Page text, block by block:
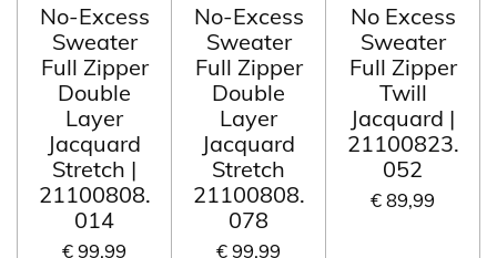
No-Excess
Sweater
Full Zipper
Double
Layer
Jacquard
Stretch |
21100808.
014
€ 99,99
No-Excess
Sweater
Full Zipper
Double
Layer
Jacquard
Stretch
21100808.
078
€ 99,99
No Excess
Sweater
Full Zipper
Twill
Jacquard |
21100823.
052
€ 89,99